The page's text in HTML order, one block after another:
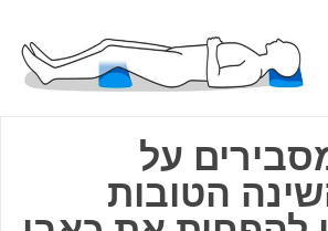
על
הטובות